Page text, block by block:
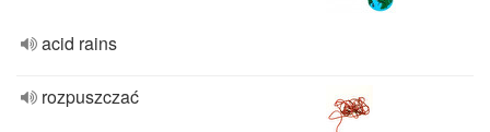
acid rains
rozpuszczać